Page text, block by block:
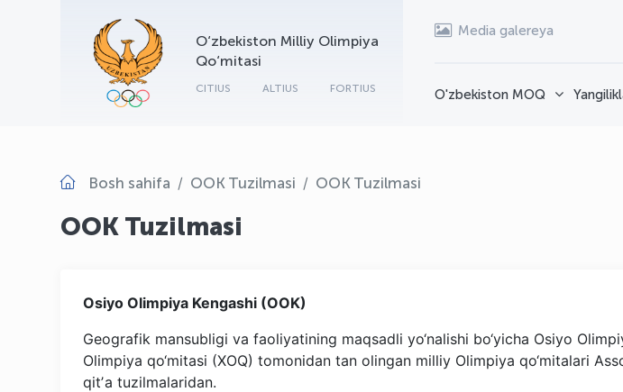
O‘zbekiston Milliy Olimpiya
Qo‘mitasi
CITIUS ALTIUS FORTIUS
Media galereya
O'zbekiston MOQ
Bosh sahifa OOK Tuzilmasi OOK Tuzilmasi
OOK Tuzilmasi
Osiyo Olimpiya Kengashi (OOK)
Geografik mansubligi va faoliyatining maqsadli yo‘nalishi bo‘yicha Osiyo
Olimpiya qo‘mitasi (XOQ) tomonidan tan olingan milliy Olimpiya qo‘mitalari
qitʼa tuzilmalaridan.